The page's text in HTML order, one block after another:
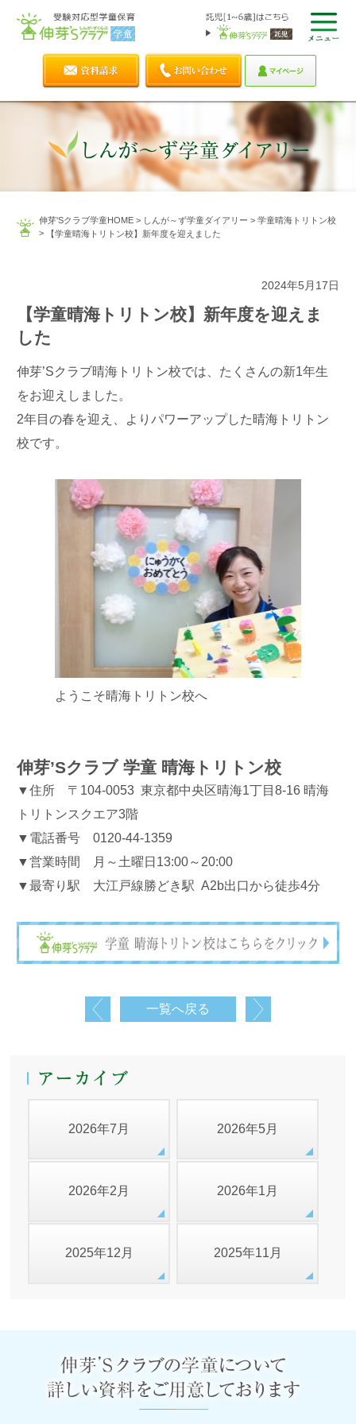
伸芽'Sクラブ学童HOME> しんが～ず学童ダイアリー > 学童晴海トリトン校
>
【学童晴海トリトン校】新年度を迎えました
2024年5月17日
【学童晴海トリトン校】新年度を迎えま
した
伸芽’Sクラブ晴海トリトン校では、たくさんの新1年生
をお迎えしました。
2年目の春を迎え、よりパワーアップした晴海トリトン
校です。
ようこそ晴海トリトン校へ
伸芽’Sクラブ 学童 晴海トリトン校
▼住所 〒104-0053 東京都中央区晴海1丁目8-16 晴海
トリトンスクエア3階
▼電話番号 0120-44-1359
▼営業時間 月～土曜日13:00～20:00
▼最寄り駅 大江戸線勝どき駅 A2b出口から徒歩4分
一覧へ戻る
2026年7月 2026年5月
2026年2月 2026年1月
2025年12月 2025年11月